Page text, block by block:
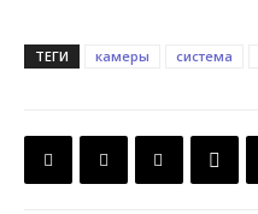
ТЕГИ камеры система